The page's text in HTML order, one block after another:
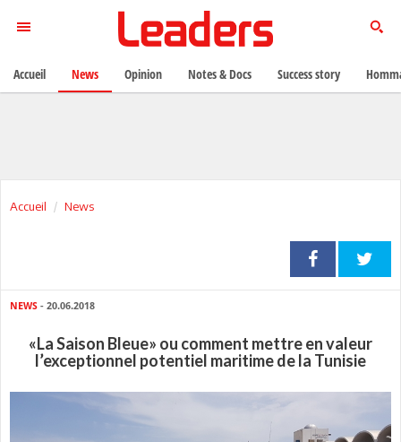
Accueil News
NEWS - 20.06.2018
«La Saison Bleue» ou comment mettre en valeur
l’exceptionnel potentiel maritime de la Tunisie
Accueil News Opinion Notes & Docs Success story